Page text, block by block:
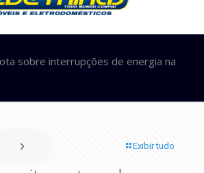
sobre interrupções de energia na
Exibir tudo